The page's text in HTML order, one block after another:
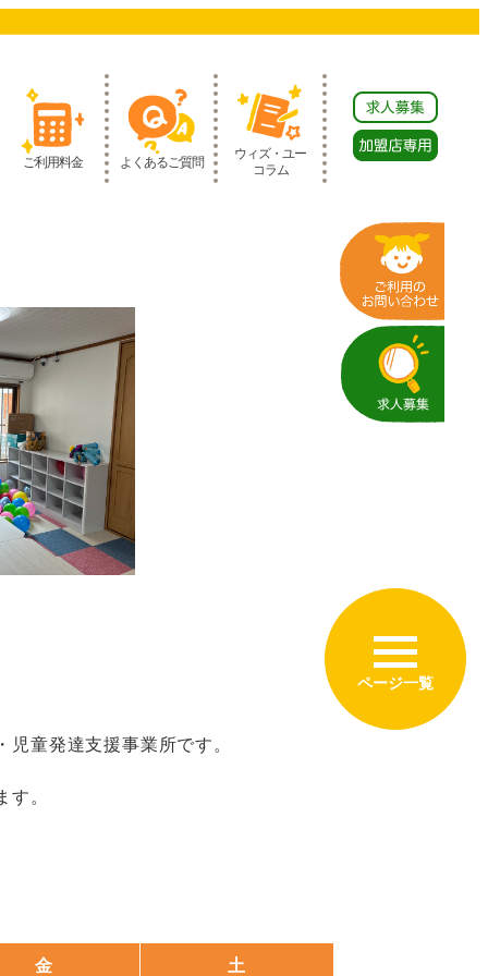
ご利用料金 よくあるご質問
ウィズ・ユー
コラム
童発達支援事業所です。
す。
金 土